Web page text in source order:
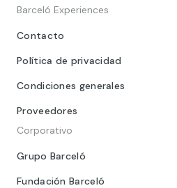
Barceló Experiences
Contacto
Política de privacidad
Condiciones generales
Proveedores
Corporativo
Grupo Barceló
Fundación Barceló